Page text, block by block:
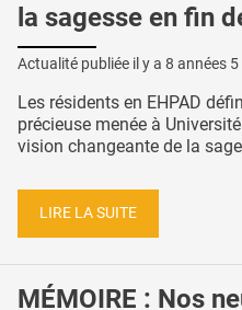
la sagesse en fin
Actualité publiée il y a 8 années
Les résidents en EHPAD
précieuse menée à
vision changeante de la
LIRE LA SUITE
MÉMOIRE : Nos